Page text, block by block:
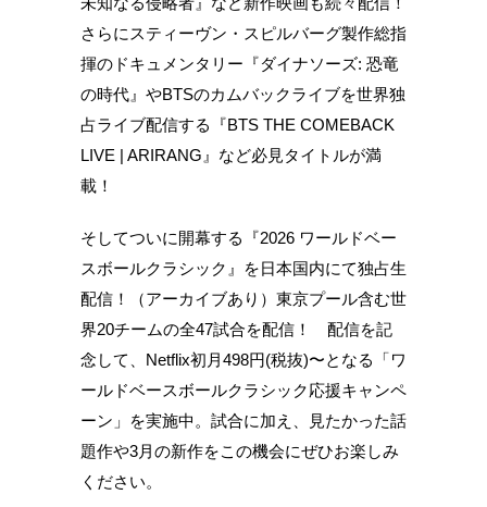
さらにスティーヴン・スピルバーグ製作総指
揮のドキュメンタリー『ダイナソーズ: 恐竜
の時代』やBTSのカムバックライブを世界独
占ライブ配信する『BTS THE COMEBACK
LIVE | ARIRANG』など必見タイトルが満
載！
そしてついに開幕する『2026 ワールドベー
スボールクラシック』を日本国内にて独占生
配信！（アーカイブあり）東京プール含む世
界20チームの全47試合を配信！ 配信を記
念して、Netflix初月498円(税抜)〜となる「ワ
ールドベースボールクラシック応援キャンペ
ーン」を実施中。試合に加え、見たかった話
題作や3月の新作をこの機会にぜひお楽しみ
ください。